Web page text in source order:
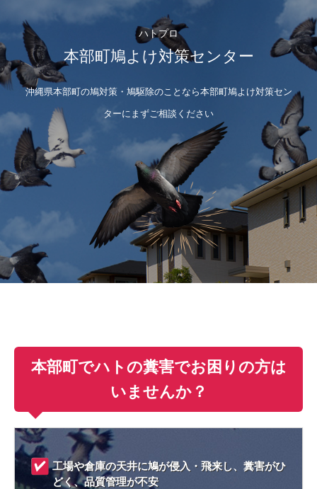
ハトプロ
本部町鳩よけ対策センター
沖縄県本部町の鳩対策・鳩駆除のことなら本部町鳩よけ対策セン
ターにまずご相談ください
本部町でハトの糞害でお困りの方は
いませんか？
工場や倉庫の天井に鳩が侵入・飛来し、糞害がひ
どく、品質管理が不安